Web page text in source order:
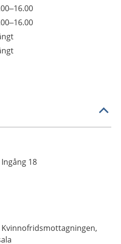
18